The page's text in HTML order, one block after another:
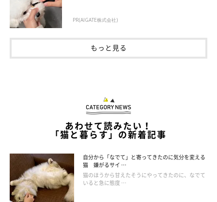
PR(AIGATE株式会社)
もっと見る
あわせて読みたい！
「猫と暮らす」の新着記事
自分から「なでて」と寄ってきたのに気分を変える
猫 嫌がるサイ …
猫のほうから甘えたそうにやってきたのに、なでて
いると急に態度 …